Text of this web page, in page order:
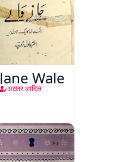
Jane Wale
अख़्तर आदिल